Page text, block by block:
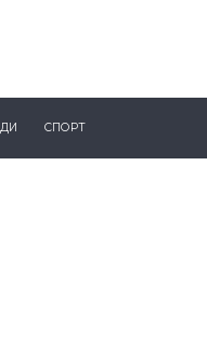
СПОРТ